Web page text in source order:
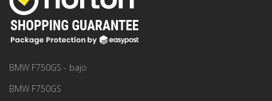
BMW F750GS - bajo
BMW F750GS